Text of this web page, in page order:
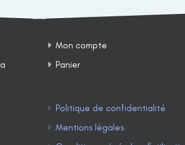
Mon compte
Panier
Politique de confidentialité
Mentions légales